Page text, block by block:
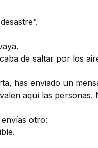
de saltar por los
has enviado un
aquí las personas.
otro: